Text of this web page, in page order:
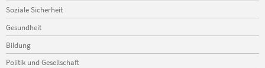
Soziale Sicherheit
Gesundheit
Bildung
Politik und Gesellschaft